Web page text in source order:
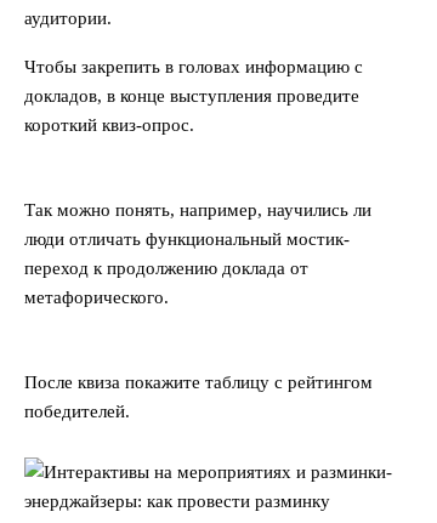
аудитории.
Чтобы закрепить в головах информацию с
докладов, в конце выступления проведите
короткий квиз-опрос.
Так можно понять, например, научились ли
люди отличать функциональный мостик-
переход к продолжению доклада от
метафорического.
После квиза покажите таблицу с рейтингом
победителей.